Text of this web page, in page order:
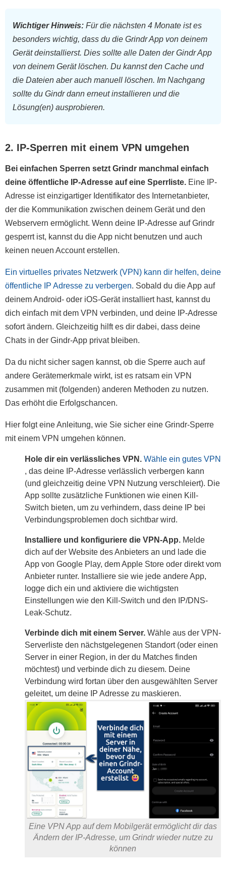
Wichtiger Hinweis: Für die nächsten 4 Monate ist es
besonders wichtig, dass du die Grindr App von deinem
Gerät deinstallierst. Dies sollte alle Daten der Gindr App
von deinem Gerät löschen. Du kannst den Cache und
die Dateien aber auch manuell löschen. Im Nachgang
sollte du Gindr dann erneut installieren und die
Lösung(en) ausprobieren.
2. IP-Sperren mit einem VPN umgehen
Bei einfachen Sperren setzt Grindr manchmal einfach
deine öffentliche IP-Adresse auf eine Sperrliste. Eine IP-
Adresse ist einzigartiger Identifikator des Internetanbieter,
der die Kommunikation zwischen deinem Gerät und den
Webservern ermöglicht. Wenn deine IP-Adresse auf Grindr
gesperrt ist, kannst du die App nicht benutzen und auch
keinen neuen Account erstellen.
Ein virtuelles privates Netzwerk (VPN) kann dir helfen, deine
öffentliche IP Adresse zu verbergen. Sobald du die App auf
deinem Android- oder iOS-Gerät installiert hast, kannst du
dich einfach mit dem VPN verbinden, und deine IP-Adresse
sofort ändern. Gleichzeitig hilft es dir dabei, dass deine
Chats in der Gindr-App privat bleiben.
Da du nicht sicher sagen kannst, ob die Sperre auch auf
andere Gerätemerkmale wirkt, ist es ratsam ein VPN
zusammen mit (folgenden) anderen Methoden zu nutzen.
Das erhöht die Erfolgschancen.
Hier folgt eine Anleitung, wie Sie sicher eine Grindr-Sperre
mit einem VPN umgehen können.
Hole dir ein verlässliches VPN. Wähle ein gutes VPN
, das deine IP-Adresse verlässlich verbergen kann
(und gleichzeitig deine VPN Nutzung verschleiert). Die
App sollte zusätzliche Funktionen wie einen Kill-
Switch bieten, um zu verhindern, dass deine IP bei
Verbindungsproblemen doch sichtbar wird.
Installiere und konfiguriere die VPN-App. Melde
dich auf der Website des Anbieters an und lade die
App von Google Play, dem Apple Store oder direkt vom
Anbieter runter. Installiere sie wie jede andere App,
logge dich ein und aktiviere die wichtigsten
Einstellungen wie den Kill-Switch und den IP/DNS-
Leak-Schutz.
Verbinde dich mit einem Server. Wähle aus der VPN-
Serverliste den nächstgelegenen Standort (oder einen
Server in einer Region, in der du Matches finden
möchtest) und verbinde dich zu diesem. Deine
Verbindung wird fortan über den ausgewählten Server
geleitet, um deine IP Adresse zu maskieren.
Eine VPN App auf dem Mobilgerät ermöglicht dir das
Ändern der IP-Adresse, um Grindr wieder nutze zu
können